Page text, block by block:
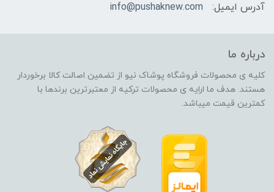
آدرس ایمیل:
info@pushaknew.com
درباره ما
کلیه ی محصولات فروشگاه پوشاک نیو از تضمین اصالت کالا برخوردار
هستند. هدف ما ارایه ی محصولات ترکیه از معتبرترین برندها با
کمترین قیمت میباشد.